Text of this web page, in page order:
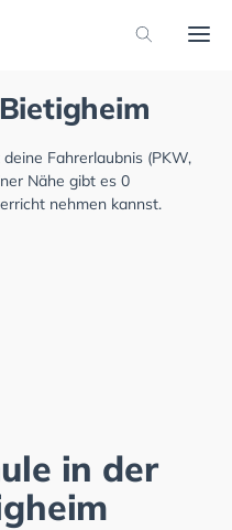
Fahrerlaubnis (PKW,
Nähe gibt es 0
nehmen kannst.
in der